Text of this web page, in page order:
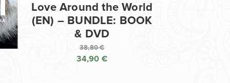
Love Around the World
(EN) – BUNDLE: BOOK
& DVD
38,80€
Izvorna
34,90 €